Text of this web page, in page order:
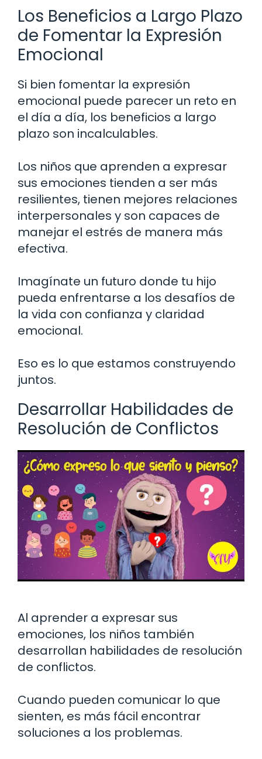
Los Beneficios a Largo Plazo
de Fomentar la Expresión
Emocional
Si bien fomentar la expresión
emocional puede parecer un reto en
el día a día, los beneficios a largo
plazo son incalculables.
Los niños que aprenden a expresar
sus emociones tienden a ser más
resilientes, tienen mejores relaciones
interpersonales y son capaces de
manejar el estrés de manera más
efectiva.
Imagínate un futuro donde tu hijo
pueda enfrentarse a los desafíos de
la vida con confianza y claridad
emocional.
Eso es lo que estamos construyendo
juntos.
Desarrollar Habilidades de
Resolución de Conflictos
Al aprender a expresar sus
emociones, los niños también
desarrollan habilidades de resolución
de conflictos.
Cuando pueden comunicar lo que
sienten, es más fácil encontrar
soluciones a los problemas.